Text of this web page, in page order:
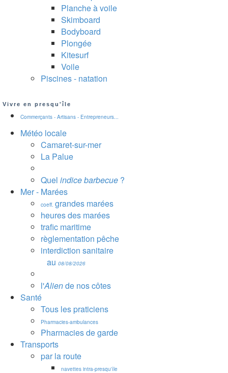
Planche à voile
Skimboard
Bodyboard
Plongée
Kitesurf
Voile
Piscines - natation
Vivre en presqu'île
Commerçants - Artisans - Entrepreneurs...
Météo locale
Camaret-sur-mer
La Palue
Quel indice barbecue ?
Mer - Marées
coeff. grandes marées
heures des marées
trafic maritime
règlementation pêche
interdiction sanitaire
au 08/08/2026
l'Aliende nos côtes
Santé
Tous les praticiens
Pharmacies-ambulances
Pharmacies de garde
Transports
par la route
navettes intra-presqu'île